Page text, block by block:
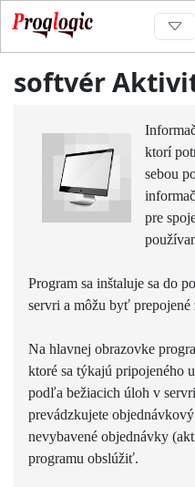
softvér
ktorí
sebou
pre
Program sa inštaluje sa do
servri a môžu byť prepojené
Na hlavnej obrazovke
ktoré sa týkajú pripojeného
podľa bežiacich úloh v
prevádzkujete
nevybavené objednávky
programu obslúžiť.